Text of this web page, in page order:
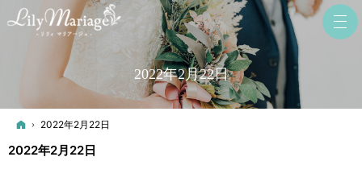
2022年2月22日
ホーム
2022年2月22日
2022年2月22日